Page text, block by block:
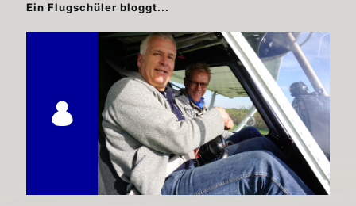
Ein Flugschüler bloggt...